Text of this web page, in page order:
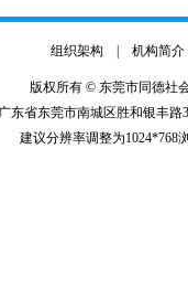
组织架构 机构简介
版权所有 © 东莞市同德社
东省东莞市南城区胜和银丰路
建议分辨率调整为1024*768